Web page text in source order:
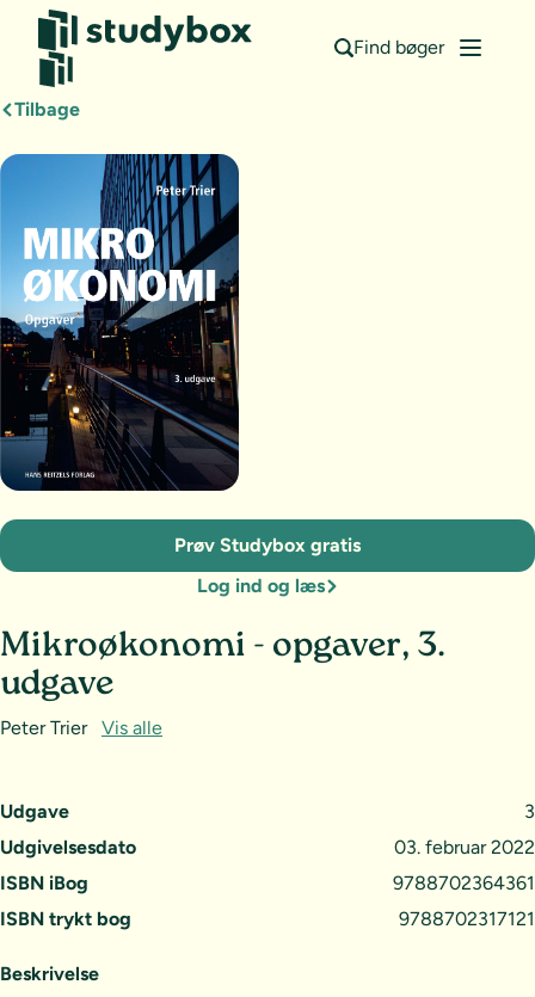
Find bøger
Tilbage
Udgave
3
Udgivelsesdato
03. februar 2022
ISBN iBog
9788702364361
ISBN trykt bog
9788702317121
Mikroøkonomi - opgaver, 3.
udgave
Peter Trier Vis alle
Prøv Studybox gratis
Log ind og læs
Beskrivelse